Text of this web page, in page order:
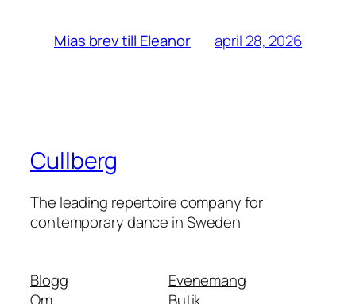
Mias brev till Eleanor april 28, 2026
Cullberg
The leading repertoire company for
contemporary dance in Sweden
Blogg
Evenemang